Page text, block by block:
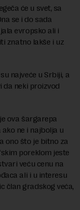
će u svet, sa
se i do sada
evropsko ali i
znatno lakše i uz
najveće u Srbiji, a
da neki proizvod
ova šargarepa
ne i najbolja u
ono što je bitno za
poreklom jeste
veću cenu na
ali i u interesu
član gradskog veća,